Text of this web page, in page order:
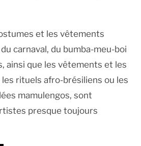
et les vêtements
carnaval, du bumba-meu-boi
ainsi que les vêtements et les
rituels afro-brésiliens ou les
mamulengos, sont
presque toujours